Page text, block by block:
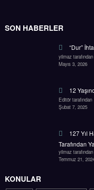
SON HABERLER
“Dur”
yilmaz tarafından
Mayıs 3, 2026
12
Editör tarafından
Şubat 7, 2025
127 Yıl
Tarafından
yilmaz tarafından
Temmuz 21,
KONULAR